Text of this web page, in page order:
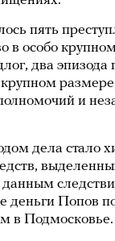
пять
в особо
два эпизода
крупном
и
дела стало
деньги Попов
в Подмосковье.